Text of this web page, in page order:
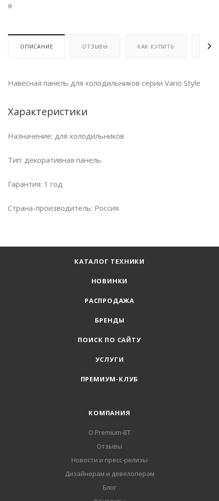
я
ОПИСАНИЕ ОТЗЫВЫ КАК КУПИТЬ
Навесная панель для холодильников серии Vario Style
Характеристики
Назначение: для xолодильников
Тип: декоративная панель
Гарантия: 1 год
Страна-производитель: Россия
КАТАЛОГ ТЕХНИКИ
НОВИНКИ
РАСПРОДАЖА
БРЕНДЫ
ПОИСК ПО САЙТУ
УСЛУГИ
ПРЕМИУМ-КЛУБ
КОМПАНИЯ
О Premium-BT
Отзывы
Новости и пресс-релизы
Дизайнерам и девелоперам
Блог